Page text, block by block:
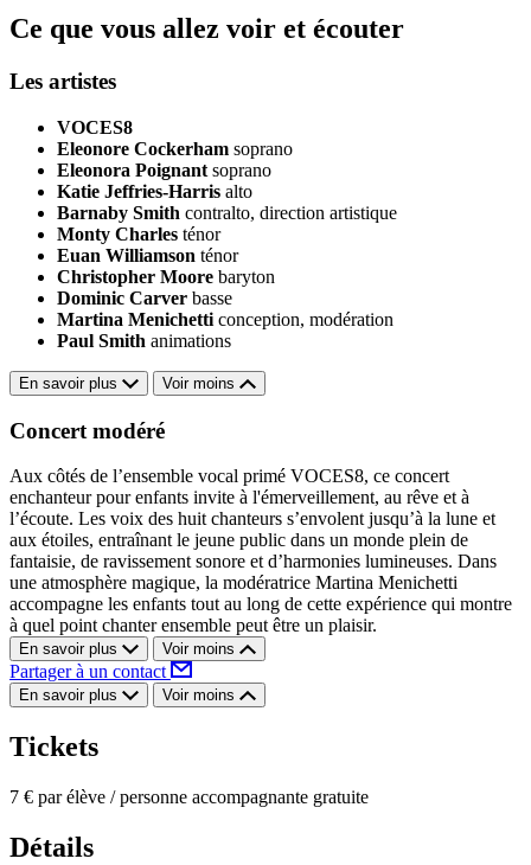
Ce que vous allez voir et écouter
Les artistes
VOCES8
Eleonore Cockerham soprano
Eleonora Poignant soprano
Katie Jeffries-Harris alto
Barnaby Smith contralto, direction artistique
Monty Charles ténor
Euan Williamson ténor
Christopher Moore baryton
Dominic Carver basse
Martina Menichetti conception, modération
Paul Smith animations
En savoir plus Voir moins
Concert modéré
Aux côtés de l’ensemble vocal primé VOCES8, ce concert
enchanteur pour enfants invite à l'émerveillement, au rêve et à
l’écoute. Les voix des huit chanteurs s’envolent jusqu’à la lune et
aux étoiles, entraînant le jeune public dans un monde plein de
fantaisie, de ravissement sonore et d’harmonies lumineuses. Dans
une atmosphère magique, la modératrice Martina Menichetti
accompagne les enfants tout au long de cette expérience qui montre
à quel point chanter ensemble peut être un plaisir.
En savoir plus Voir moins
Partager à un contact
En savoir plus Voir moins
Tickets
7 € par élève / personne accompagnante gratuite
Détails